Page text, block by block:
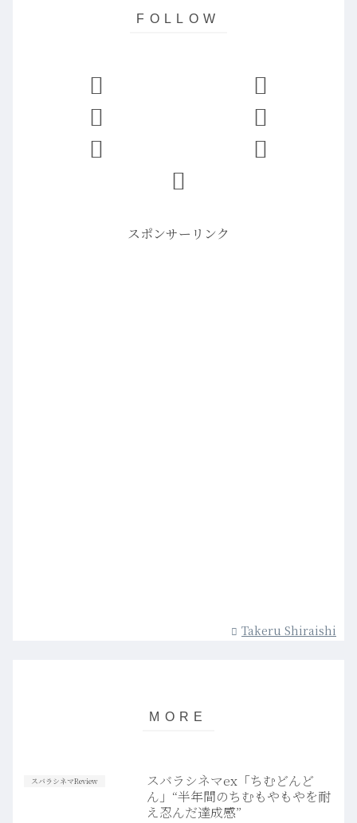
スポンサーリンク
Takeru Shiraishi
スバラシネマReview
スバラシネマex「ちむどんど
ん」“半年間のちむもやもやを耐
え忍んだ達成感”